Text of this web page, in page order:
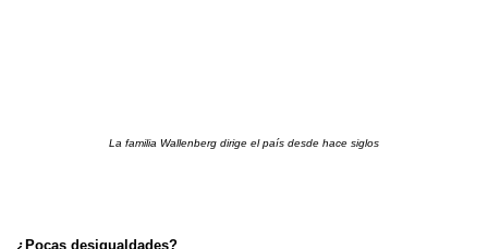
La familia Wallenberg dirige el país desde hace siglos
¿Pocas desigualdades?